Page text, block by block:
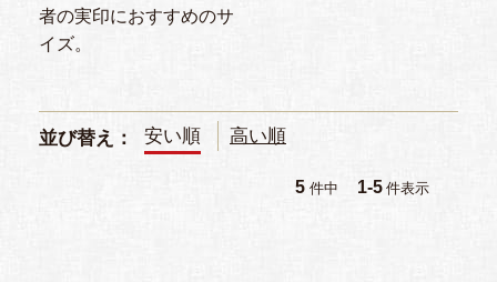
者の実印におすすめのサ
イズ。
並び替え 安い順 高い順
5 件中 1-5 件表示